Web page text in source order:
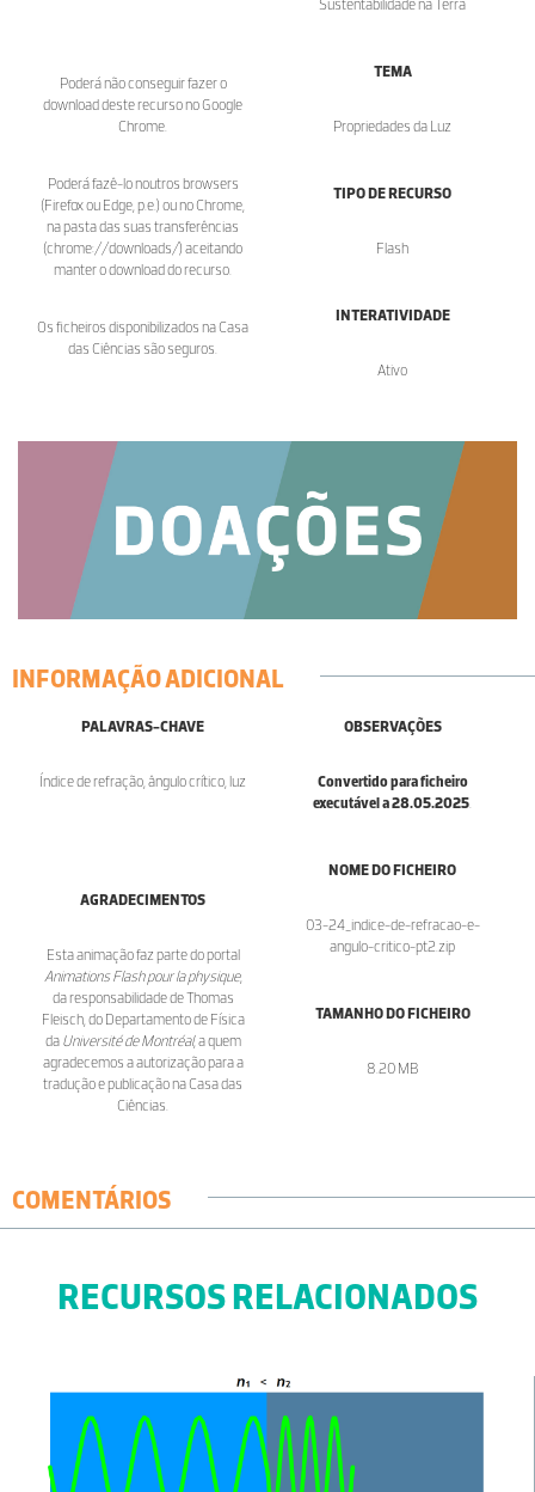
Poderá não conseguir fazer o
download deste recurso no Google
Chrome.
Poderá fazê-lo noutros browsers
(Firefox ou Edge, p.e.) ou no Chrome,
na pasta das suas transferências
(chrome://downloads/) aceitando
manter o download do recurso.
Os ficheiros disponibilizados na Casa
das Ciências são seguros.
Sustentabilidade na Terra
TEMA
Propriedades da Luz
TIPO DE RECURSO
Flash
INTERATIVIDADE
Ativo
INFORMAÇÃO ADICIONAL
PALAVRAS-CHAVE
Índice de refração, ângulo crítico, luz
OBSERVAÇÕES
Convertido para ficheiro
executável a 28.05.2025.
AGRADECIMENTOS
Esta animação faz parte do portal
Animations Flash pour la physique,
da responsabilidade de Thomas
Fleisch, do Departamento de Física
da Université de Montréal, a quem
agradecemos a autorização para a
tradução e publicação na Casa das
Ciências.
NOME DO FICHEIRO
03-24_indice-de-refracao-e-
angulo-critico-pt2.zip
TAMANHO DO FICHEIRO
8.20 MB
COMENTÁRIOS
RECURSOS RELACIONADOS